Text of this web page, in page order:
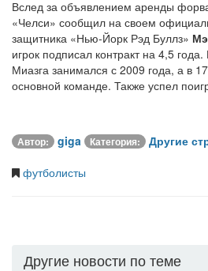
Вслед за объявлением аренды
«Челси» сообщил на своем
защитника «Нью-Йорк Рэд Буллз»
игрок подписал контракт на 4,5
Миазга занимался с 2009 года, а в
основной команде. Также успел
Автор: giga Категория:
Другие
футболисты
Другие новости по теме